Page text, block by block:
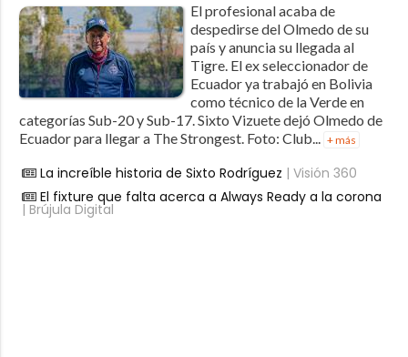
El profesional acaba de
despedirse del Olmedo de su
país y anuncia su llegada al
Tigre. El ex seleccionador de
Ecuador ya trabajó en Bolivia
como técnico de la Verde en
categorías Sub-20 y Sub-17. Sixto Vizuete dejó Olmedo de
Ecuador para llegar a The Strongest. Foto: Club... + más
La increíble historia de Sixto Rodríguez | Visión 360
El fixture que falta acerca a Always Ready a la corona
| Brújula Digital